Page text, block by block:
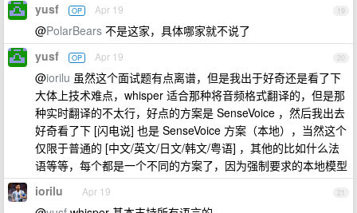
19
yusf OP Apr 19
@PolarBears 不是这家，具体哪家就不说了
20
yusf OP Apr 19
@iorilu 虽然这个面试题有点离谱，但是我出于好奇还是看了下
大体上技术难点，whisper 适合那种将音频格式翻译的，但是那
种实时翻译的不太行，好点的方案是 SenseVoice ，然后我出去
好奇看了下 [闪电说] 也是 SenseVoice 方案（本地），当然这个
仅限于普通的 [中文/英文/日文/韩文/粤语] ，其他的比如什么法
语等等，每个都是一个不同的方案了，因为强制要求的本地模型
21
iorilu Apr 19